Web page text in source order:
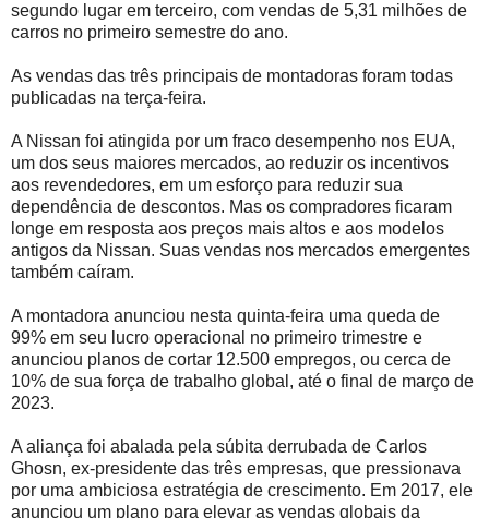
segundo lugar em terceiro, com vendas de 5,31 milhões de
carros no primeiro semestre do ano.
As vendas das três principais de montadoras foram todas
publicadas na terça-feira.
A Nissan foi atingida por um fraco desempenho nos EUA,
um dos seus maiores mercados, ao reduzir os incentivos
aos revendedores, em um esforço para reduzir sua
dependência de descontos. Mas os compradores ficaram
longe em resposta aos preços mais altos e aos modelos
antigos da Nissan. Suas vendas nos mercados emergentes
também caíram.
A montadora anunciou nesta quinta-feira uma queda de
99% em seu lucro operacional no primeiro trimestre e
anunciou planos de cortar 12.500 empregos, ou cerca de
10% de sua força de trabalho global, até o final de março de
2023.
A aliança foi abalada pela súbita derrubada de Carlos
Ghosn, ex-presidente das três empresas, que pressionava
por uma ambiciosa estratégia de crescimento. Em 2017, ele
anunciou um plano para elevar as vendas globais da